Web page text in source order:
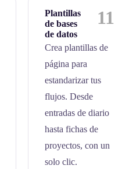
Plantillas
de bases
de datos
11
Crea plantillas de
página para
estandarizar tus
flujos. Desde
entradas de diario
hasta fichas de
proyectos, con un
solo clic.